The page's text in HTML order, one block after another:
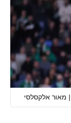
| מאור אלקסלסי